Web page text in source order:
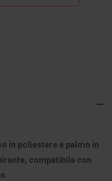
in poliestere e palmo in
compatibile con